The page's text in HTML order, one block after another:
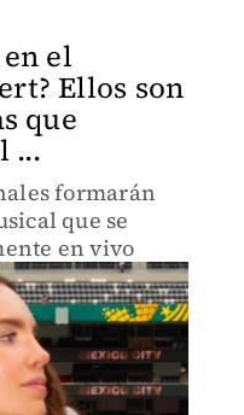
el
Ellos son
que
...
formarán
que se
en vivo